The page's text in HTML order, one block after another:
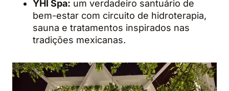
YHI Spa: um verdadeiro santuário de
bem-estar com circuito de hidroterapia,
sauna e tratamentos inspirados nas
tradições mexicanas.